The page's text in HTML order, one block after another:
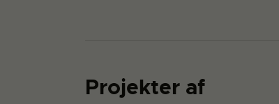
Projekter af